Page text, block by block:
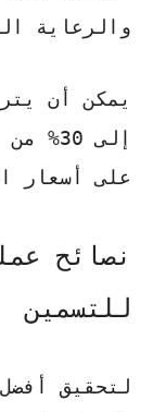
والرعاية
إلى
على أسعار
نصائح
للتسمين
لتحقيق